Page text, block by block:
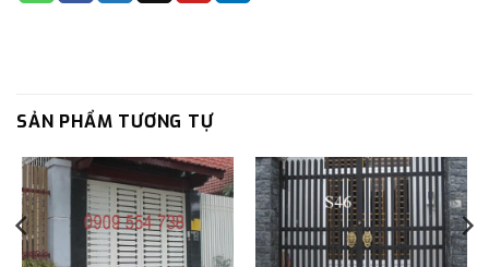
SẢN PHẨM TƯƠNG TỰ